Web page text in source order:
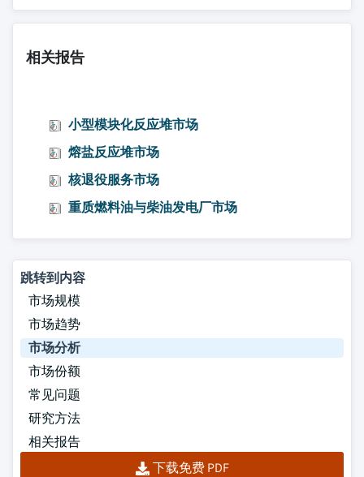
相关报告
小型模块化反应堆市场
熔盐反应堆市场
核退役服务市场
重质燃料油与柴油发电厂市场
跳转到内容
市场规模
市场趋势
市场分析
市场份额
常见问题
研究方法
相关报告
下载免费 PDF